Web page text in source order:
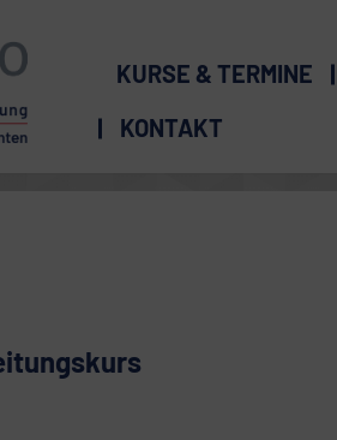
KURSE & TERMINE
KONTAKT